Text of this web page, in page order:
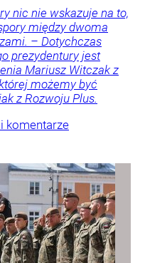
nic nie wskazuje na to,
między dwoma
– Dotychczas
prezydentury jest
Mariusz Witczak z
możemy być
z Rozwoju Plus.
komentarze